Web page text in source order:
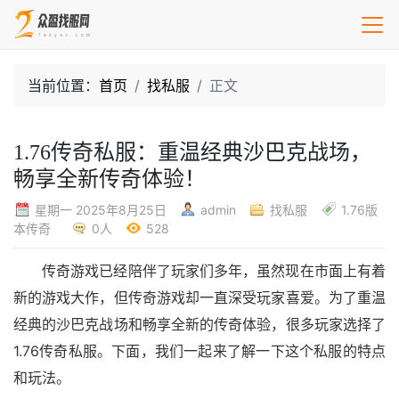
当前位置： 首页 找私服 正文
1.76传奇私服：重温经典沙巴克战场，
畅享全新传奇体验！
星期一 2025年8月25日 admin 找私服
1.76版
本传奇
0人 528
传奇游戏已经陪伴了玩家们多年，虽然现在市面上有着
新的游戏大作，但传奇游戏却一直深受玩家喜爱。为了重温
经典的沙巴克战场和畅享全新的传奇体验，很多玩家选择了
1.76传奇私服。下面，我们一起来了解一下这个私服的特点
和玩法。